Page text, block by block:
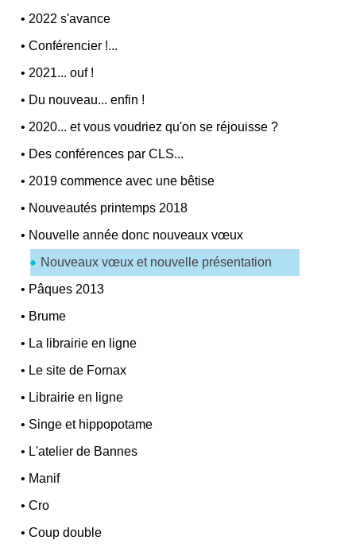
• 2022 s'avance
•Conférencier !...
• 2021... ouf !
• Du nouveau... enfin !
• 2020... et vous voudriez qu'on se réjouisse ?
• Des conférences par CLS...
• 2019 commence avec une bêtise
• Nouveautés printemps 2018
• Nouvelle année donc nouveaux vœux
Nouveaux vœux et nouvelle présentation
• Pâques 2013
• Brume
• La librairie en ligne
• Le site de Fornax
• Librairie en ligne
• Singe et hippopotame
• L'atelier de Bannes
• Manif
•Cro
•Coup double